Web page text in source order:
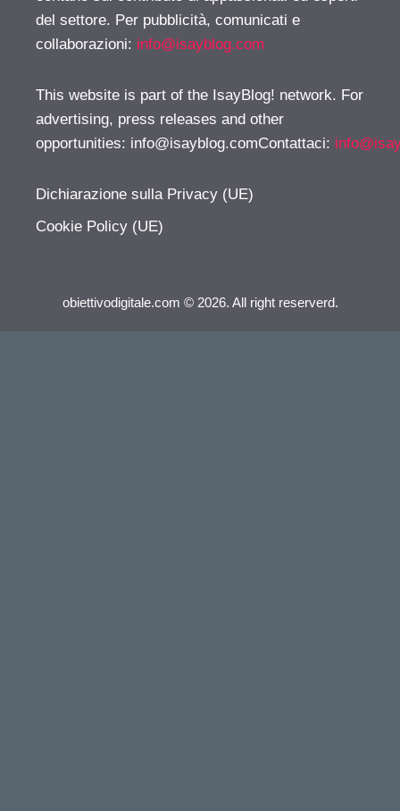
del settore. Per pubblicità, comunicati e
collaborazioni: info@isayblog.com
This website is part of the IsayBlog! network. For
advertising, press releases and other
opportunities: info@isayblog.comContattaci:
Dichiarazione sulla Privacy (UE)
Cookie Policy (UE)
obiettivodigitale.com © 2026. All right reserverd.